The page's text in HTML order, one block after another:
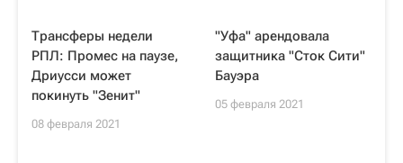
Трансферы недели
РПЛ: Промес на паузе,
Дриусси может
покинуть "Зенит"
08 февраля 2021
"Уфа" арендовала
защитника "Сток Сити"
Бауэра
05 февраля 2021